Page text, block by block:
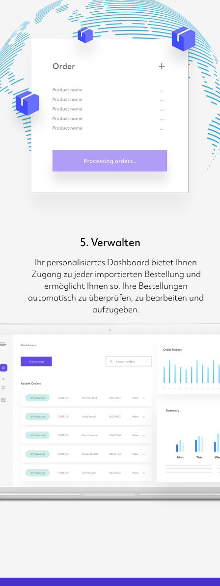
5. Verwalten
Ihr personalisiertes Dashboard bietet Ihnen
Zugang zu jeder importierten Bestellung und
ermöglicht Ihnen so, Ihre Bestellungen
automatisch zu überprüfen, zu bearbeiten und
aufzugeben.